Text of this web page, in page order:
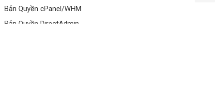
Bản Quyền cPanel/WHM
Bản Quyền DirectAdmin